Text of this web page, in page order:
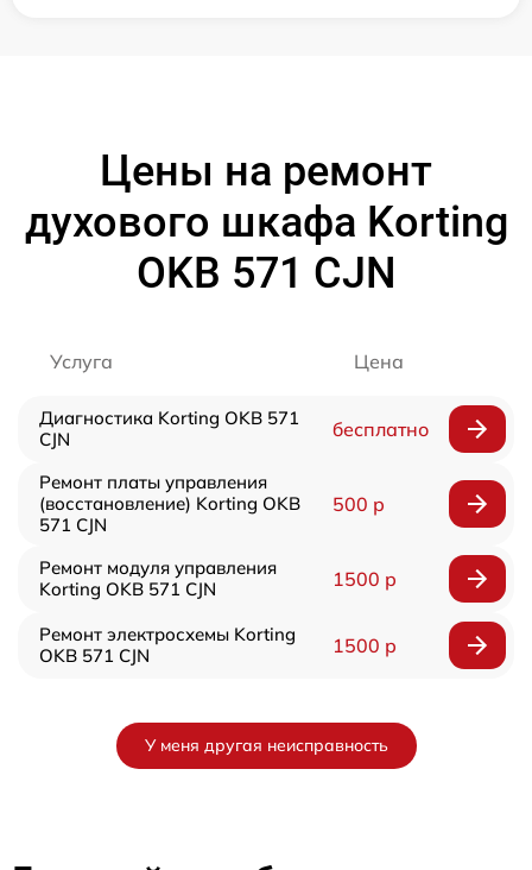
Цены на ремонт
духового шкафа Korting
OKB 571 CJN
Услуга Цена
Диагностика Korting OKB 571
CJN
бесплатно
Ремонт платы управления
(восстановление) Korting OKB
571 CJN
500 р
Ремонт модуля управления
Korting OKB 571 CJN
1500 р
Ремонт электросхемы Korting
OKB 571 CJN
1500 р
У меня другая неисправность